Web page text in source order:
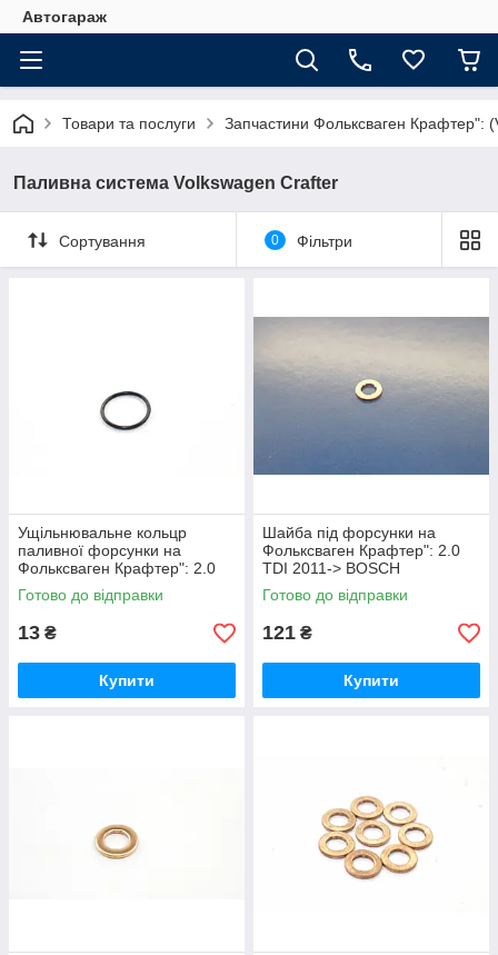
Автогараж
Товари та послуги Запчастини Фольксваген Крафтер":
Паливна система Volkswagen Crafter
Сортування 0 Фільтри
Ущільнювальне кольцр
паливної форсунки на
Фольксваген Крафтер": 2.0
TDI 2011-> FEBI BILSTEIN
(Німеччина)
Готово до відправки
13 ₴
Купити
Шайба під форсунки на
Фольксваген Крафтер": 2.0
TDI 2011-> BOSCH
(Німеччина) F00VP01004
Готово до відправки
121 ₴
Купити